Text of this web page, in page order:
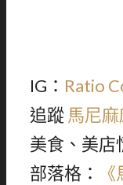
IG： Ratio
追蹤 馬尼
美食、美店
部落格：